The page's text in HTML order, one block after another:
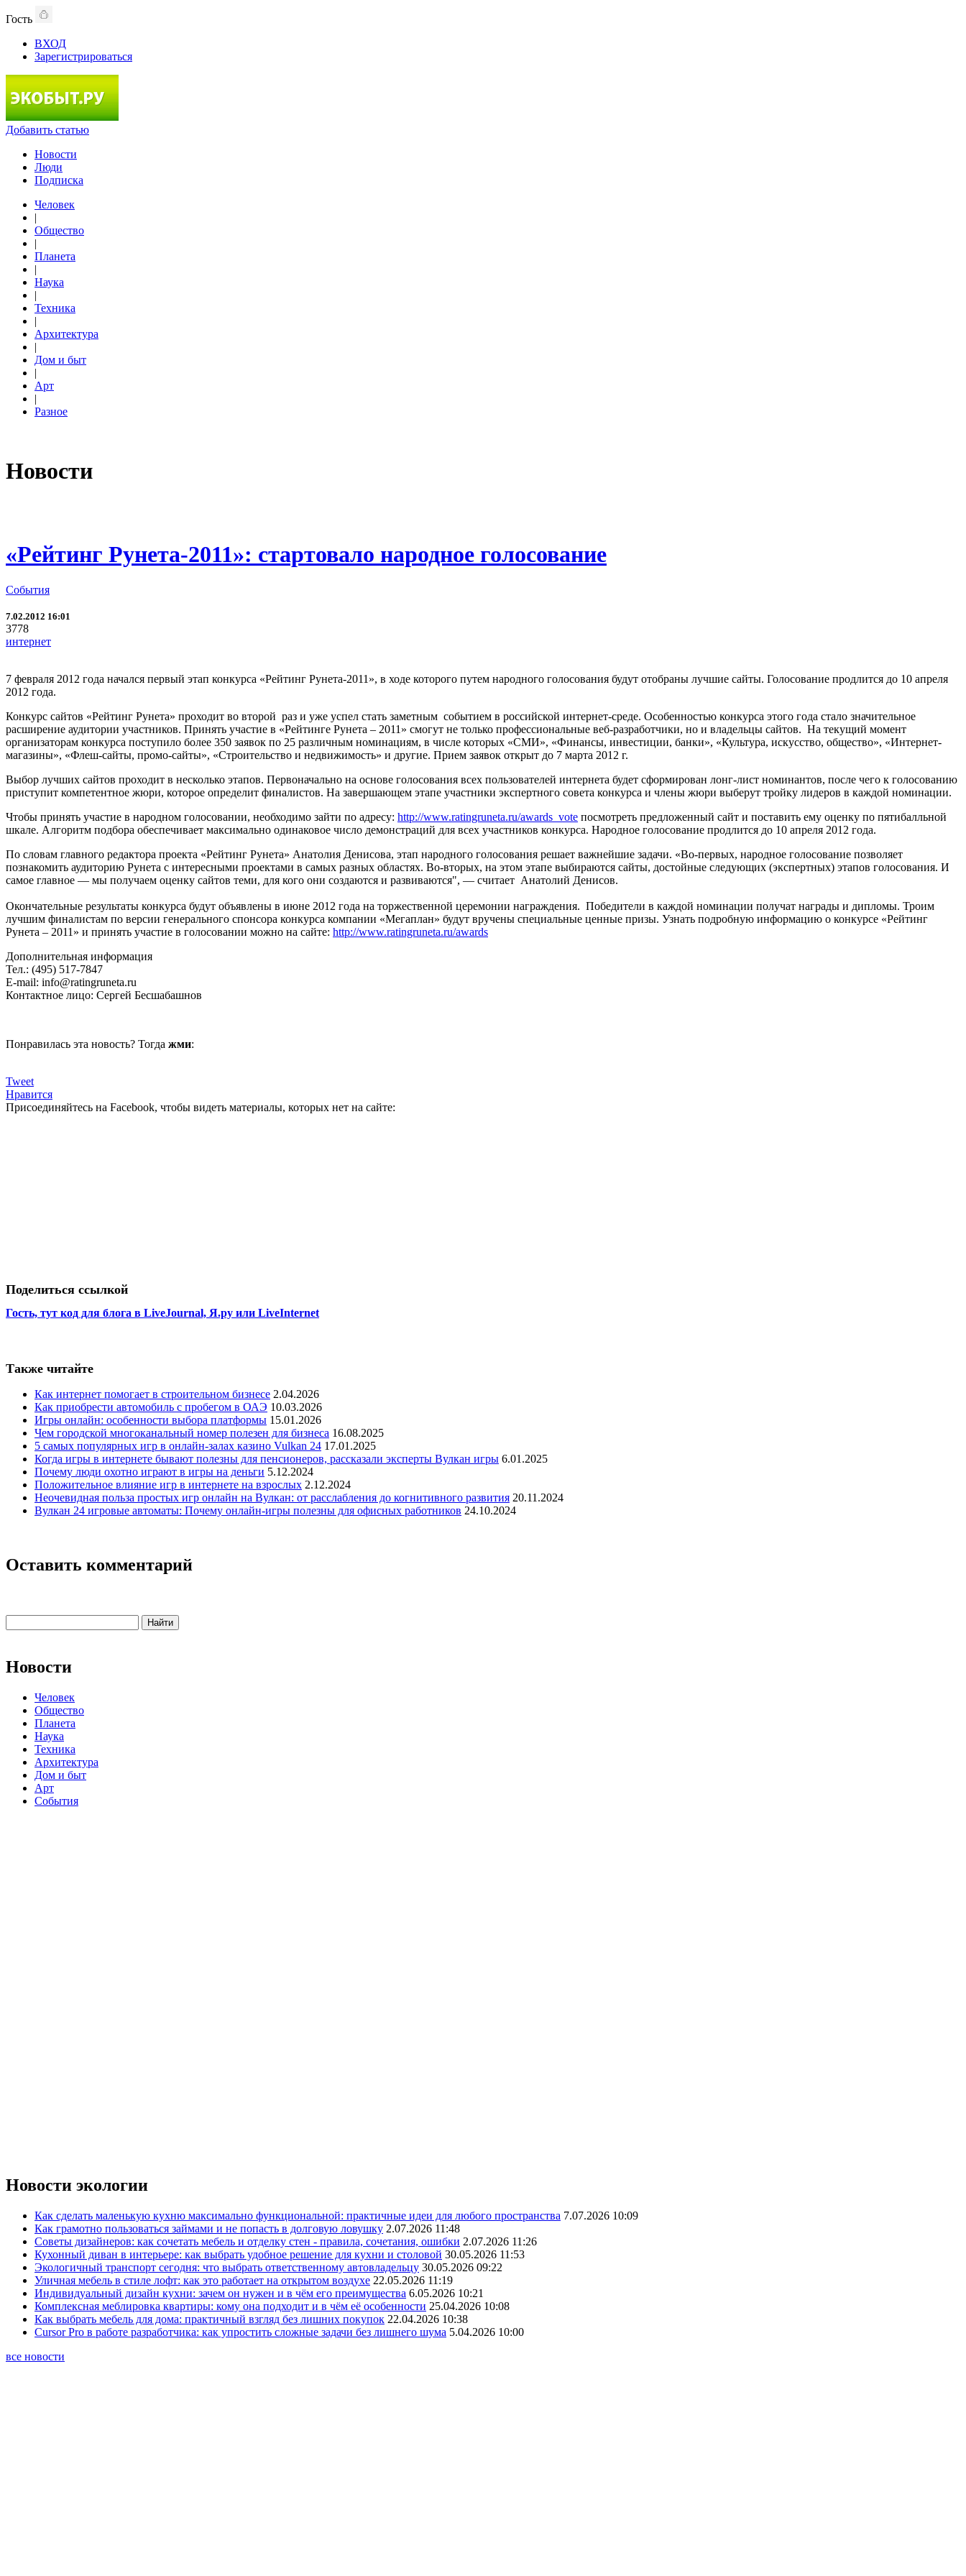
Гость
ВХОД
Зарегистрироваться
Добавить статью
Новости
Люди
Подписка
Человек
|
Общество
|
Планета
|
Наука
|
Техника
|
Архитектура
|
Дом и быт
|
Арт
|
Разное
Новости
«Рейтинг Рунета-2011»: стартовало народное голосование
События
7.02.2012 16:01
3778
интернет
7 февраля 2012 года начался первый этап конкурса «Рейтинг Рунета-2011», в ходе которого путем народного голосования будут отобраны лучшие сайты. Голосование продлится до 10 апреля
2012 года.
Конкурс сайтов «Рейтинг Рунета» проходит во второй раз и уже успел стать заметным событием в российской интернет-среде. Особенностью конкурса этого года стало значительное
расширение аудитории участников. Принять участие в «Рейтинге Рунета – 2011» смогут не только профессиональные веб-разработчики, но и владельцы сайтов. На текущий момент
организаторам конкурса поступило более 350 заявок по 25 различным номинациям, в числе которых «СМИ», «Финансы, инвестиции, банки», «Культура, искусство, общество», «Интернет-
магазины», «Флеш-сайты, промо-сайты», «Строительство и недвижимость» и другие. Прием заявок открыт до 7 марта 2012 г.
Выбор лучших сайтов проходит в несколько этапов. Первоначально на основе голосования всех пользователей интернета будет сформирован лонг-лист номинантов, после чего к голосованию
приступит компетентное жюри, которое определит финалистов. На завершающем этапе участники экспертного совета конкурса и члены жюри выберут тройку лидеров в каждой номинации.
Чтобы принять участие в народном голосовании, необходимо зайти по адресу: http://www.ratingruneta.ru/awards_vote посмотреть предложенный сайт и поставить ему оценку по пятибалльной
шкале. Алгоритм подбора обеспечивает максимально одинаковое число демонстраций для всех участников конкурса. Народное голосование продлится до 10 апреля 2012 года.
По словам главного редактора проекта «Рейтинг Рунета» Анатолия Денисова, этап народного голосования решает важнейшие задачи. «Во-первых, народное голосование позволяет
познакомить аудиторию Рунета с интересными проектами в самых разных областях. Во-вторых, на этом этапе выбираются сайты, достойные следующих (экспертных) этапов голосования. И
самое главное — мы получаем оценку сайтов теми, для кого они создаются и развиваются", — считает Анатолий Денисов.
Окончательные результаты конкурса будут объявлены в июне 2012 года на торжественной церемонии награждения. Победители в каждой номинации получат награды и дипломы. Троим
лучшим финалистам по версии генерального спонсора конкурса компании «Мегаплан» будут вручены специальные ценные призы. Узнать подробную информацию о конкурсе «Рейтинг
Рунета – 2011» и принять участие в голосовании можно на сайте: http://www.ratingruneta.ru/awards
Дополнительная информация
Тел.: (495) 517-7847
E-mail: info@ratingruneta.ru
Контактное лицо: Сергей Бесшабашнов
Понравилась эта новость? Тогда жми:
Tweet
Нравится
Присоединяйтесь на Facebook, чтобы видеть материалы, которых нет на сайте:
Поделиться ссылкой
Гость, тут код для блога в LiveJournal, Я.ру или LiveInternet
Также читайте
Как интернет помогает в строительном бизнесе 2.04.2026
Как приобрести автомобиль с пробегом в ОАЭ 10.03.2026
Игры онлайн: особенности выбора платформы 15.01.2026
Чем городской многоканальный номер полезен для бизнеса 16.08.2025
5 самых популярных игр в онлайн-залах казино Vulkan 24 17.01.2025
Когда игры в интернете бывают полезны для пенсионеров, рассказали эксперты Вулкан игры 6.01.2025
Почему люди охотно играют в игры на деньги 5.12.2024
Положительное влияние игр в интернете на взрослых 2.12.2024
Неочевидная польза простых игр онлайн на Вулкан: от расслабления до когнитивного развития 20.11.2024
Вулкан 24 игровые автоматы: Почему онлайн-игры полезны для офисных работников 24.10.2024
Оставить комментарий
Новости
Человек
Общество
Планета
Наука
Техника
Архитектура
Дом и быт
Арт
События
Новости экологии
Как сделать маленькую кухню максимально функциональной: практичные идеи для любого пространства 7.07.2026 10:09
Как грамотно пользоваться займами и не попасть в долговую ловушку 2.07.2026 11:48
Советы дизайнеров: как сочетать мебель и отделку стен - правила, сочетания, ошибки 2.07.2026 11:26
Кухонный диван в интерьере: как выбрать удобное решение для кухни и столовой 30.05.2026 11:53
Экологичный транспорт сегодня: что выбрать ответственному автовладельцу 30.05.2026 09:22
Уличная мебель в стиле лофт: как это работает на открытом воздухе 22.05.2026 11:19
Индивидуальный дизайн кухни: зачем он нужен и в чём его преимущества 6.05.2026 10:21
Комплексная меблировка квартиры: кому она подходит и в чём её особенности 25.04.2026 10:08
Как выбрать мебель для дома: практичный взгляд без лишних покупок 22.04.2026 10:38
Cursor Pro в работе разработчика: как упростить сложные задачи без лишнего шума 5.04.2026 10:00
все новости